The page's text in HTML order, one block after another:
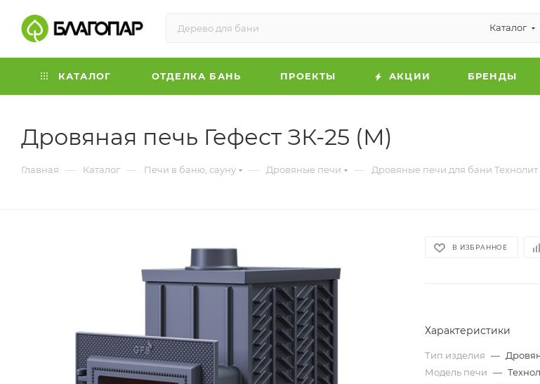
Каталог
КАТАЛОГ ОТДЕЛКА БАНЬ ПРОЕКТЫ АКЦИИ БРЕНДЫ
Дровяная печь Гефест ЗК-25 (М)
Главная — Каталог — Печи в баню, сауну — Дровяные печи — Дровяные печи для бани Технолит
В ИЗБРАННОЕ
Характеристики
Тип изделия —
Модель печи —